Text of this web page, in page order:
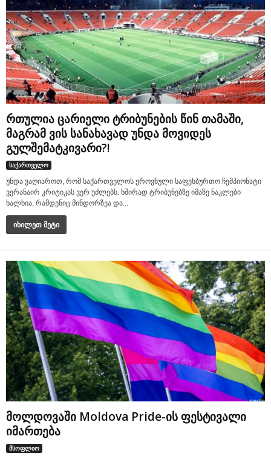
რთულია ცარიელი ტრიბუნების წინ თამაში,
მაგრამ ვის სანახავად უნდა მოვიდეს
გულშემატკივარი?!
საქართველო
უნდა ვაღიაროთ, რომ საქართველოს ეროვნული საფეხბურთო ჩემპიონატი
ვერანაირ კრიტიკას ვერ უძლებს. ხშირად ტრიბუნებზე იმაზე ნაკლები
ხალხია, რამდენიც მინდორზეა და...
იხილეთ მეტი
მოლდოვაში Moldova Pride-ის ფესტივალი
იმართება
მსოფლიო